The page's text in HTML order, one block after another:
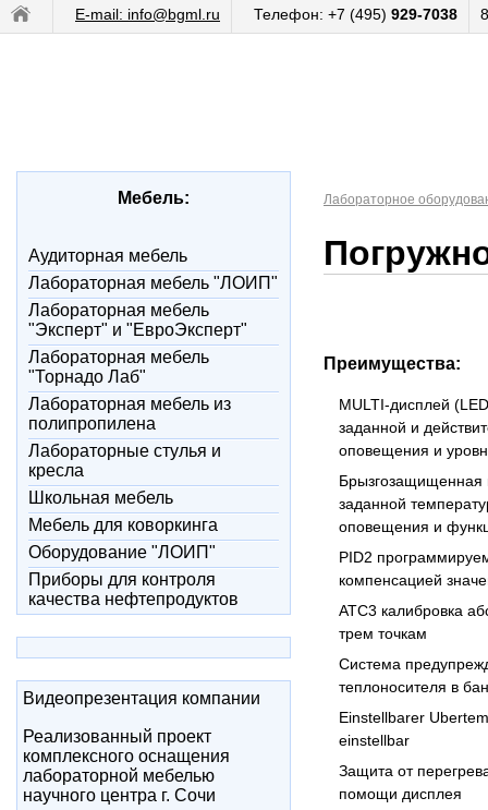
E-mail: info@bgml.ru Телефон: +7 (495) 929-7038
Мебель:
Аудиторная мебель
Лабораторная мебель "ЛОИП"
Лабораторная мебель
"Эксперт" и "ЕвроЭксперт"
Лабораторная мебель
"Торнадо Лаб"
Лабораторная мебель из
полипропилена
Лабораторные стулья и
кресла
Школьная мебель
Мебель для коворкинга
Оборудование "ЛОИП"
Приборы для контроля
качества нефтепродуктов
Видеопрезентация компании
Реализованный проект
комплексного оснащения
лабораторной мебелью
научного центра г. Сочи
Лабораторное
Преимущества:
MULTI-дисплей
заданной и
оповещения и
Брызгозащищенная
заданной
оповещения и
PID2
компенсацией
ATC3 калибровка
трем точкам
Система
теплоносителя в
Einstellbarer
einstellbar
Защита от
помощи дисплея